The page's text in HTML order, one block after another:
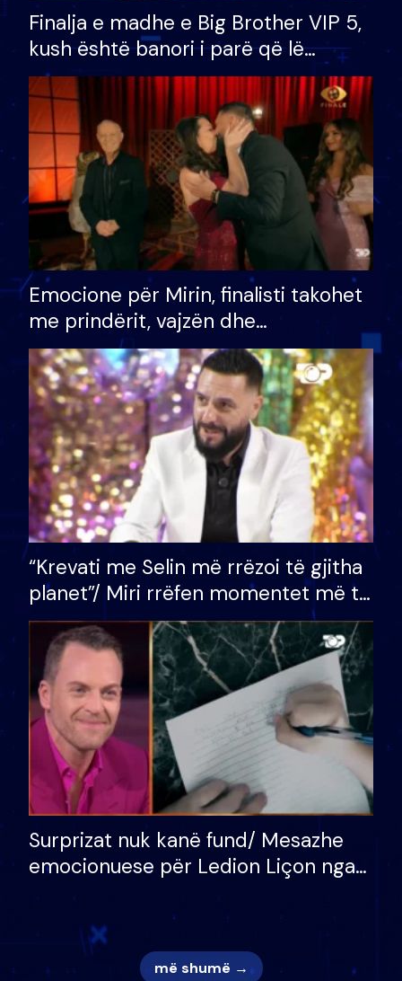
Finalja e madhe e Big Brother VIP 5,
kush është banori i parë që lë
shtëpinë dhe humb mundësinë për
të fituar çmimin e madh
Emocione për Mirin, finalisti takohet
me prindërit, vajzën dhe
bashkëshorten: S’kemi ndonjë letër
divorci apo jo?
“Krevati me Selin më rrëzoi të gjitha
planet”/ Miri rrëfen momentet më të
bukura në shtëpinë e BB VIP: Do më
mungojë zilja e mëngjesit kur…
Surprizat nuk kanë fund/ Mesazhe
emocionuese për Ledion Liçon nga
nuk i mban dot lotët: Nuk meritoj…
më shumë →